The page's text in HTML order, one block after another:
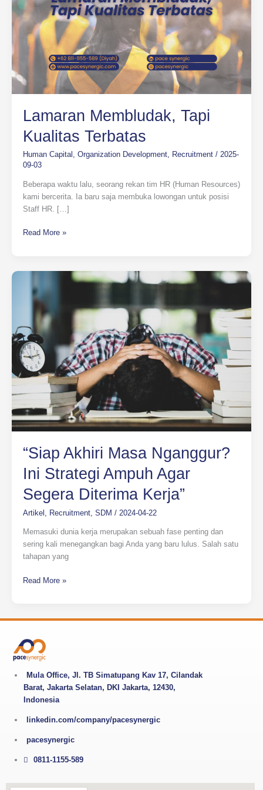
Lamaran Membludak, Tapi
Kualitas Terbatas
Human Capital , Organization Development, Recruitment/ 2025-
09-03
Beberapa waktu lalu, seorang rekan tim HR (Human Resources)
kami bercerita. Ia baru saja membuka lowongan untuk posisi
Staff HR. […]
Read More »
“Siap Akhiri Masa Nganggur?
Ini Strategi Ampuh Agar
Segera Diterima Kerja”
Artikel Recruitment, SDM / 2024-04-22
Memasuki dunia kerja merupakan sebuah fase penting dan
sering kali menegangkan bagi Anda yang baru lulus. Salah satu
tahapan yang
Akhiri
Masa
Nganggur?
Ini
Strategi
Ampuh
Agar
Segera
Diterima
Read More »
Mula Office, Jl. TB Simatupang Kav 17, Cilandak
Barat, Jakarta Selatan, DKI Jakarta, 12430,
Indonesia
linkedin.com/company/pacesynergic
pacesynergic
0811-1155-589